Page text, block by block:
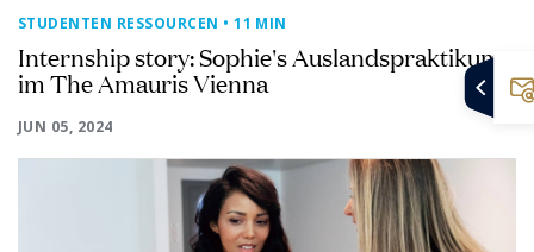
STUDENTEN RESSOURCEN • 11 MIN
Internship story: Sophie's Auslandspraktikum
im The Amauris Vienna
JUN 05, 2024